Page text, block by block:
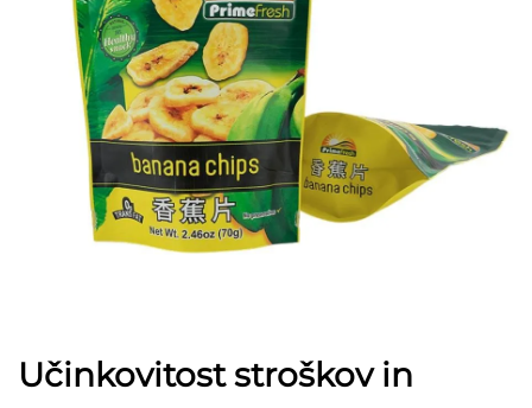
Učinkovitost stroškov in